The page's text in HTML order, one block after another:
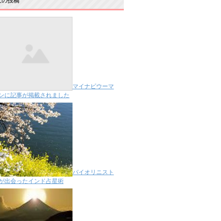
マイナビウーマ
に記事が掲載されました
バイオリニスト
出会ったインド占星術